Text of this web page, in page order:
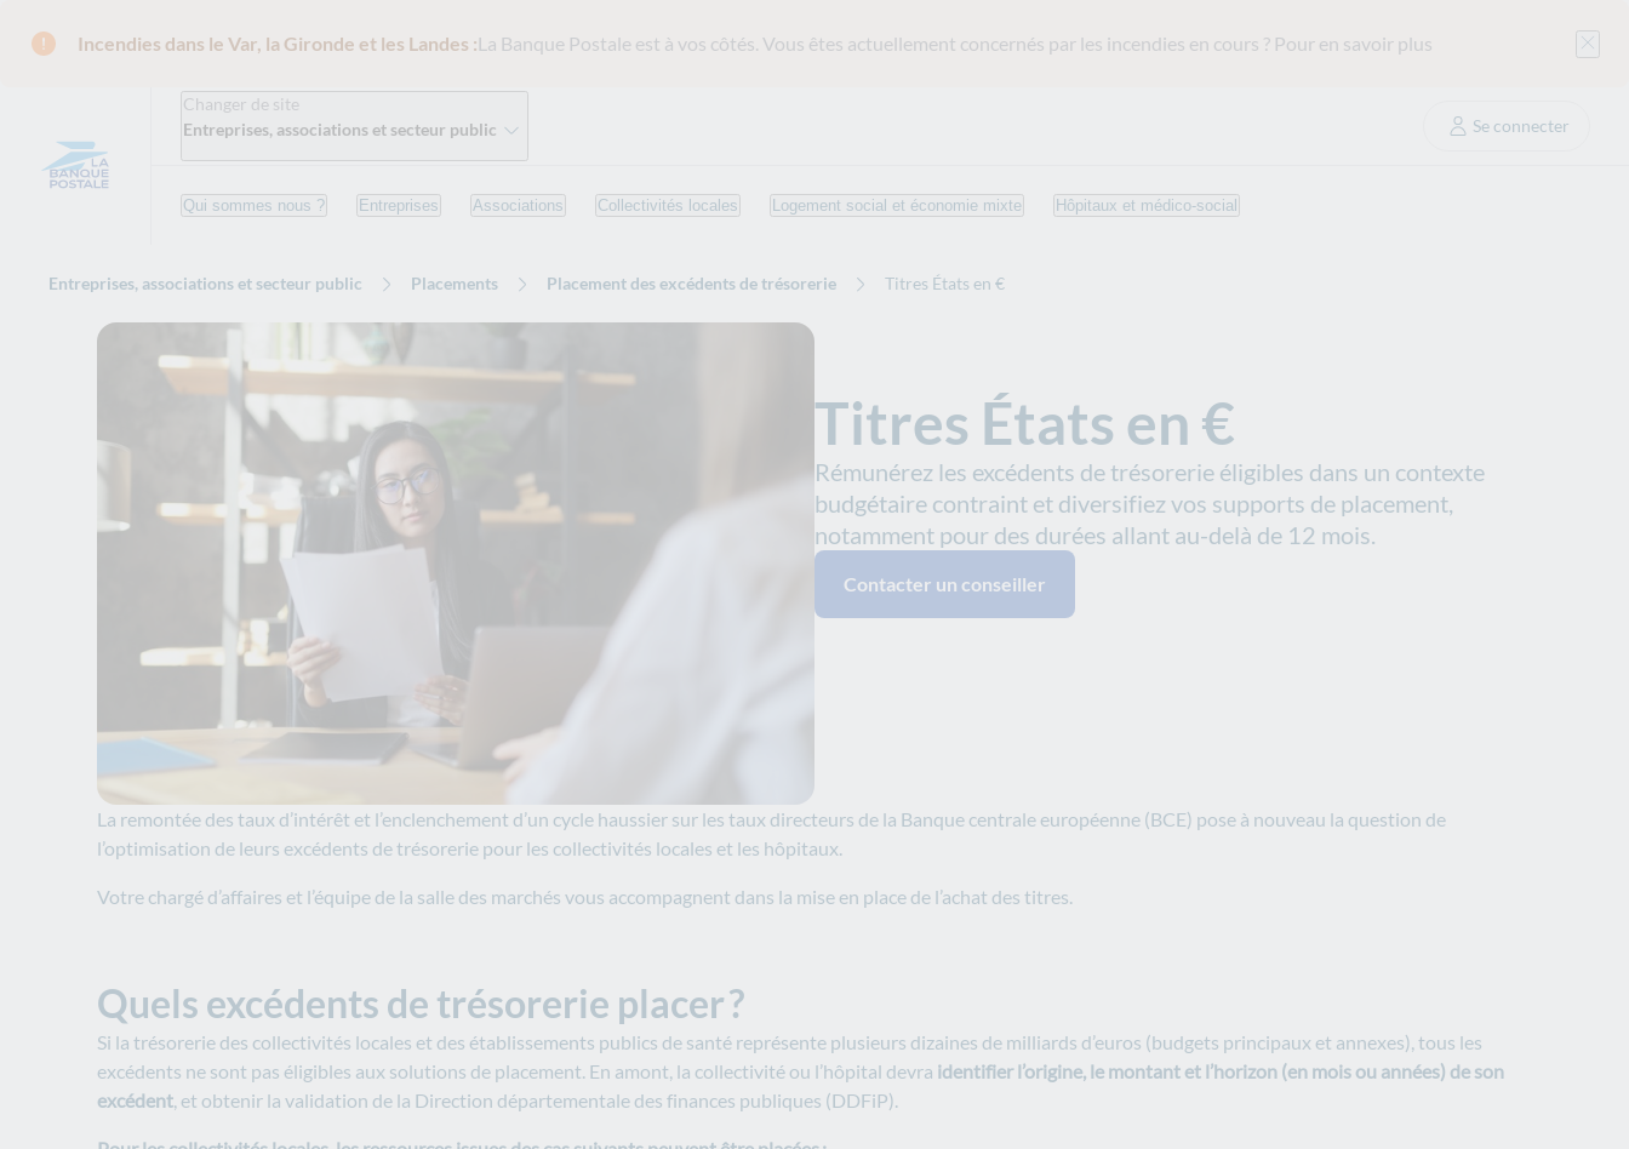
Incendies dans le Var, la Gironde et les Landes :La Banque Postale est à vos côtés. Vous êtes actuellement concernés par les incendies en cours ? Pour en savoir plus
Changer de site
Entreprises, associations et secteur public
Se connecter
Qui sommes nous ? Entreprises Associations Collectivités locales Logement social et économie mixte Hôpitaux et médico-social
Entreprises, associations et secteur public Placements Placement des excédents de trésorerie Titres États en €
Titres États en €
Rémunérez les excédents de trésorerie éligibles dans un contexte
budgétaire contraint et diversifiez vos supports de placement,
notamment pour des durées allant au-delà de 12 mois.
Contacter un conseiller
La remontée des taux d’intérêt et l’enclenchement d’un cycle haussier sur les taux directeurs de la Banque centrale européenne (BCE) pose à nouveau la question de
l’optimisation de leurs excédents de trésorerie pour les collectivités locales et les hôpitaux.
Votre chargé d’affaires et l’équipe de la salle des marchés vous accompagnent dans la mise en place de l’achat des titres.
Quels excédents de trésorerie placer ?
Si la trésorerie des collectivités locales et des établissements publics de santé représente plusieurs dizaines de milliards d’euros (budgets principaux et annexes), tous les
excédents ne sont pas éligibles aux solutions de placement. En amont, la collectivité ou l’hôpital devra identifier l’origine, le montant et l’horizon (en mois ou années) de son
excédent , et obtenir la validation de la Direction départementale des finances publiques (DDFiP).